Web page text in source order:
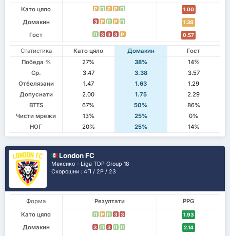
Като цяло
P П P P П 1.00
Домакин З P П P П 1.38
Гост П З З З P 0.57
Статистика Като цяло Домакин
Гост
Победа %
27% 38%
14%
Ср.
3.47 3.38
3.57
Отбелязани
1.47 1.63
1.29
Допуснати
2.00 1.75
2.29
BTTS
67% 50%
86%
Чисти мрежи
13% 25%
0%
НОГ
20% 25% 14%
London FC
Мексико - Liga TDP Group 18
Скорошни : 4П / 2P / 2З
Форма Резултати
PPG
Като цяло
П P П З З 1.93
Домакин З П З П П 2.14